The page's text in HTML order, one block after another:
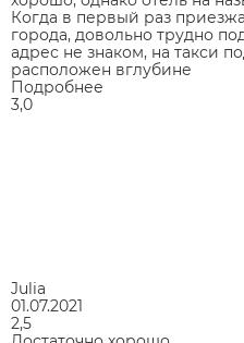
Когда в первый раз
города, довольно трудно
адрес не знаком, на такси
расположен вглубине
Подробнее
3,0
Julia
01.07.2021
2,5